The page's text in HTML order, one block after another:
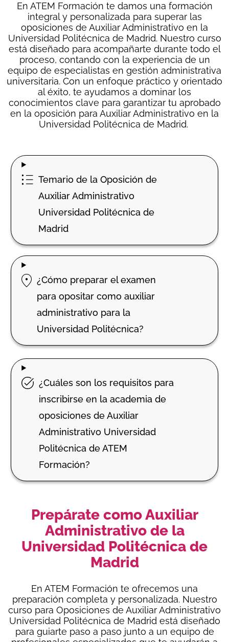
En ATEM Formación te damos una formación
integral y personalizada para superar las
oposiciones de Auxiliar Administrativo en la
Universidad Politécnica de Madrid. Nuestro curso
está diseñado para acompañarte durante todo el
proceso, contando con la experiencia de un
equipo de especialistas en gestión administrativa
universitaria. Con un enfoque práctico y orientado
al éxito, te ayudamos a dominar los
conocimientos clave para garantizar tu aprobado
en la oposición para Auxiliar Administrativo en la
Universidad Politécnica de Madrid.
Temario de la Oposición de
Auxiliar Administrativo
Universidad Politécnica de
Madrid
¿Cómo preparar el examen
para opositar como auxiliar
administrativo para la
Universidad Politécnica?
¿Cuáles son los requisitos para
inscribirse en la academia de
oposiciones de Auxiliar
Administrativo Universidad
Politécnica de ATEM
Formación?
Prepárate como Auxiliar
Administrativo de la
Universidad Politécnica de
Madrid
En ATEM Formación te ofrecemos una
preparación completa y personalizada. Nuestro
curso para Oposiciones de Auxiliar Administrativo
Universidad Politécnica de Madrid está diseñado
para guiarte paso a paso junto a un equipo de